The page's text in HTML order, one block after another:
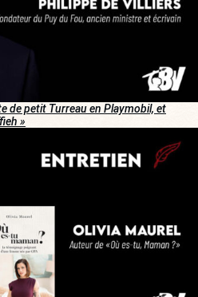
de petit Turreau en Playmobil, et
»